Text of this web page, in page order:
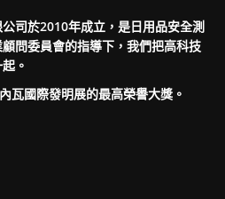
司於2010年成立，是日用品安全測
問委員會的指導下，我們把高科技
。
瓦國際發明展的最高榮譽大獎。